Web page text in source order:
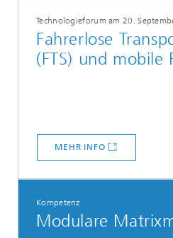
Technologieforum am 20.
Fahrerlose
(FTS) und mobile
MEHR INFO
Kompetenz
Modulare